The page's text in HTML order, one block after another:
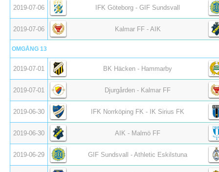
2019-07-06 IFK Göteborg - GIF Sundsvall
2019-07-06 Kalmar FF - AIK
OMGÅNG 13
2019-07-01 BK Häcken - Hammarby
2019-07-01 Djurgården - Kalmar FF
2019-06-30 IFK Norrköping FK - IK Sirius FK
2019-06-30 AIK - Malmö FF
2019-06-29 GIF Sundsvall - Athletic Eskilstuna